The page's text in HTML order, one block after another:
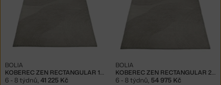
KOBEREC ZEN RECTANGULAR 170X240, LIGHT GREY
BOLIA
6 - 8 týdnů 41 225 Kč
KOBEREC ZEN RECTANGULAR 200X300, LIGHT GREY
BOLIA
6 - 8 týdnů 54 975 Kč